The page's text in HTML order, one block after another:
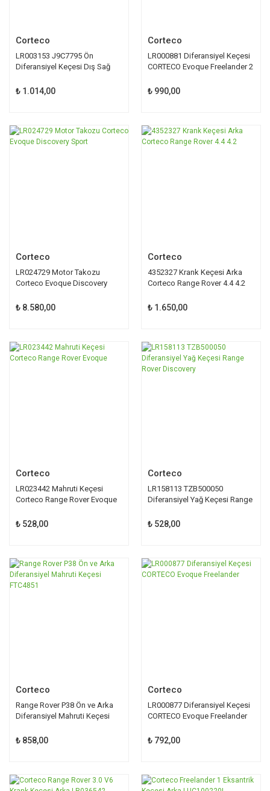
Corteco
LR003153 J9C7795 Ön
Diferansiyel Keçesi Dış Sağ
₺ 1.014,00
Corteco
LR000881 Diferansiyel Keçesi
CORTECO Evoque Freelander 2
₺ 990,00
Corteco
LR024729 Motor Takozu
Corteco Evoque Discovery
₺ 8.580,00
Corteco
4352327 Krank Keçesi Arka
Corteco Range Rover 4.4 4.2
₺ 1.650,00
Corteco
LR023442 Mahruti Keçesi
Corteco Range Rover Evoque
₺ 528,00
Corteco
LR158113 TZB500050
Diferansiyel Yağ Keçesi Range
₺ 528,00
Corteco
Range Rover P38 Ön ve Arka
Diferansiyel Mahruti Keçesi
₺ 858,00
Corteco
LR000877 Diferansiyel Keçesi
CORTECO Evoque Freelander
₺ 792,00